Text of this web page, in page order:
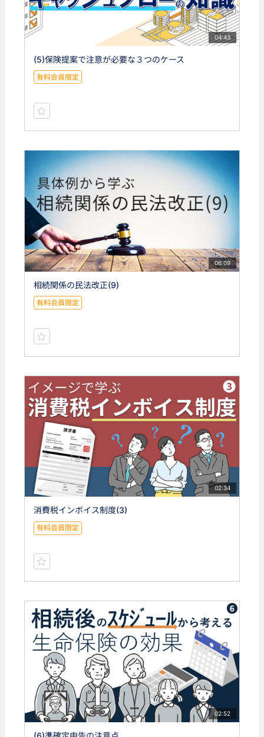
04:43
(5)保険提案で注意が必要な３つのケース
有料会員限定
06:09
相続関係の民法改正(9)
有料会員限定
02:34
消費税インボイス制度(3)
有料会員限定
02:52